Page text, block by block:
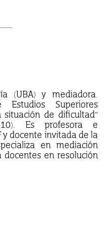
(UBA) y mediadora.
Superiores
situación de dificultad”
Es profesora e
y docente invitada de la
en mediación
docentes en resolución